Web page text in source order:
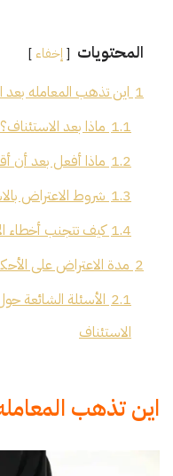
المحتويات إخفاء
1 اين تذهب المعامله بعد
1.1 ماذا بعد الاستئناف؟
1.2 ماذا أفعل بعد أن
1.3 شروط الاعتراض
1.4 كيف تتجنب أخطاء
2 مدة الاعتراض على
2.1 الأسئلة الشائعة
الاستئناف
اين تذهب